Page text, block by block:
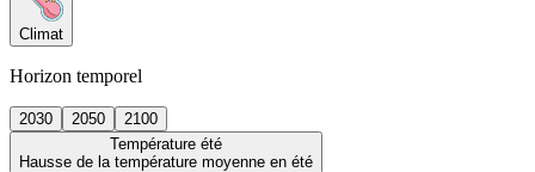
Climat
Horizon temporel
2030 2050
2100
Température été
Hausse de la température moyenne en été